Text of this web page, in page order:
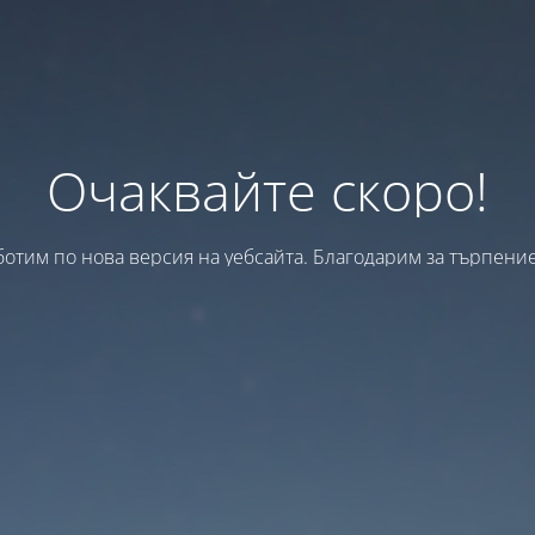
Очаквайте скоро!
по нова версия на уебсайта. Благодарим за